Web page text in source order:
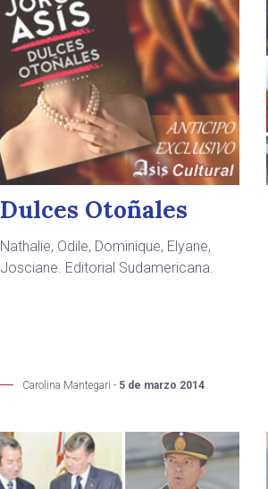
Dulces Otoñales
Nathalie, Odile, Dominique, Elyane,
Josciane. Editorial Sudamericana.
Carolina Mantegari - 5 de marzo 2014